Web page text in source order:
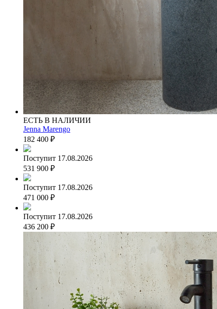
ЕСТЬ В НАЛИЧИИ
Jenna Marengo
182 400 ₽
Поступит 17.08.2026
531 900 ₽
Поступит 17.08.2026
471 000 ₽
Поступит 17.08.2026
436 200 ₽